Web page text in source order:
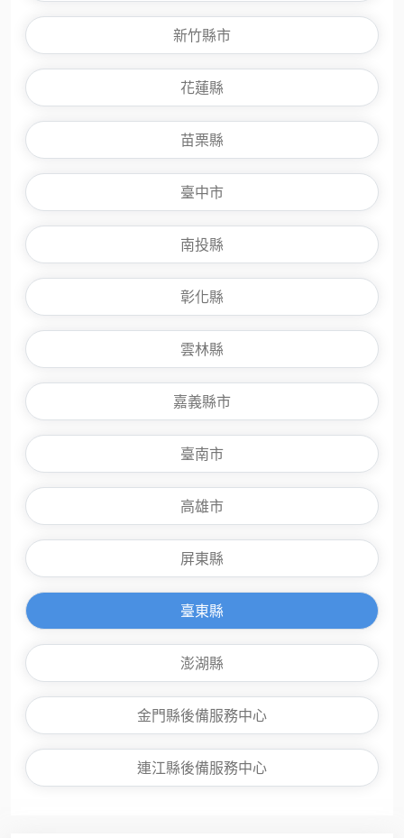
新竹縣市
花蓮縣
苗栗縣
臺中市
南投縣
彰化縣
雲林縣
嘉義縣市
臺南市
高雄市
屏東縣
臺東縣
澎湖縣
金門縣後備服務中心
連江縣後備服務中心